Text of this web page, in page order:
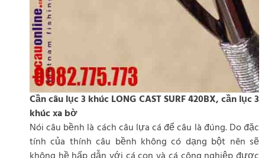
Cần câu lục 3 khúc LONG CAST SURF 420BX, cần lục 3
khúc xa bờ
Nói câu bềnh là cách câu lựa cá để câu là đúng. Do đặc
tính của thính câu bềnh không có dạng bột nên sẽ